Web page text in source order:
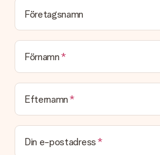
skickas alltid med e-
fakturor på ditt MySurprise-konto.
Företagsnamn
Förnamn
Efternamn
Din e-postadress